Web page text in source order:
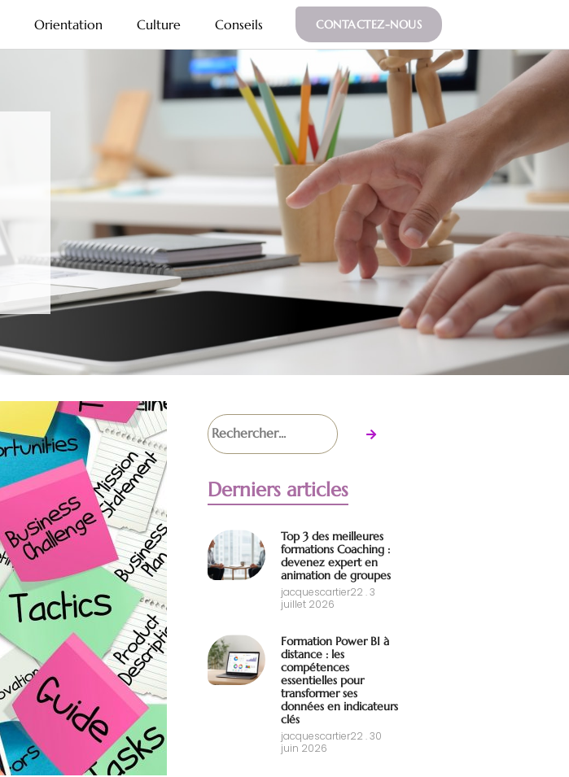
Orientation Culture Conseils CONTACTEZ-NOUS
Derniers articles
Top 3 des meilleures
formations Coaching :
devenez expert en
animation de groupes
jacquescartier22 3
juillet 2026
Formation Power BI à
distance : les
compétences
essentielles pour
transformer ses
données en indicateurs
clés
jacquescartier22 30
juin 2026